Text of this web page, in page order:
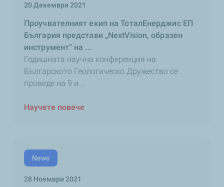
20 Декември 2021
Проучвателният екип на ТоталЕнерджис ЕП
България представи „NextVision, образен
инструмент“ на ...
Годишната научна конференция на
Българското Геологическо Дружество се
проведе на 9 и...
Научете повече
News
28 Ноември 2021